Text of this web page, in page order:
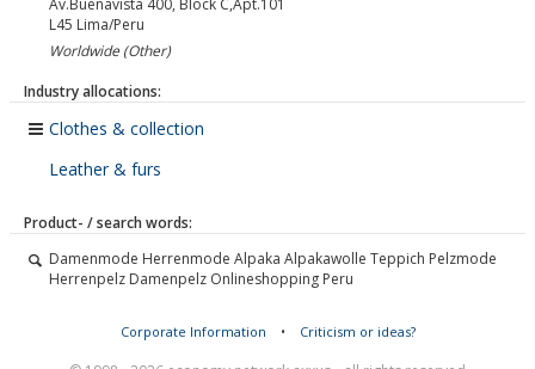
Av.Buenavista 400, Block C,Apt.101
L45 Lima/Peru
Worldwide (Other)
Industry allocations:
Clothes & collection
Leather & furs
Product- / search words:
Damenmode Herrenmode Alpaka Alpakawolle Teppich Pelzmode
Herrenpelz Damenpelz Onlineshopping Peru
Corporate Information • Criticism or ideas?